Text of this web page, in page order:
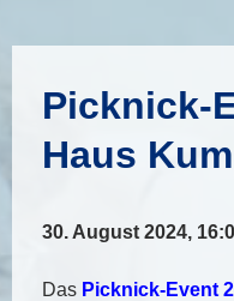
Picknick-
Haus
30. August 2024,
Das Picknick-Event